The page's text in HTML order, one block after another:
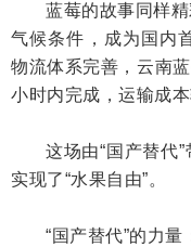
蓝莓的故事同样
气候条件，成为国内
物流体系完善，云南
小时内完成，运输成
这场由“国产替代
实现了“水果自由”。
“国产替代”的力